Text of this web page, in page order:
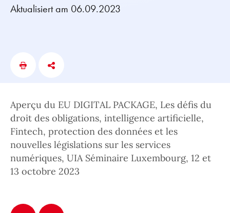
Aktualisiert am 06.09.2023
Aperçu du EU DIGITAL PACKAGE, Les défis du
droit des obligations, intelligence artificielle,
Fintech, protection des données et les
nouvelles législations sur les services
numériques, UIA Séminaire Luxembourg, 12 et
13 octobre 2023